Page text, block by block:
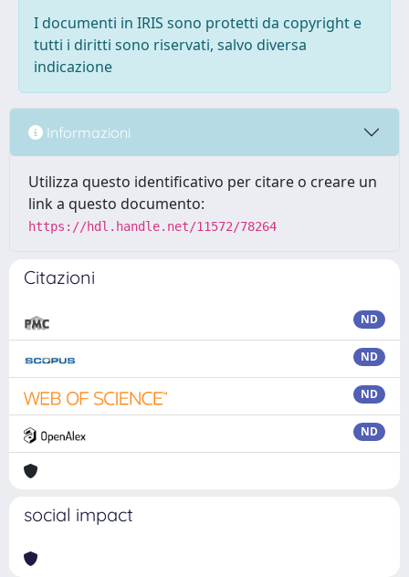
I documenti in IRIS sono protetti da copyright e
tutti i diritti sono riservati, salvo diversa
indicazione
Informazioni
Utilizza questo identificativo per citare o creare un
link a questo documento:
https://hdl.handle.net/11572/78264
Citazioni
ND
ND
ND
ND
social impact